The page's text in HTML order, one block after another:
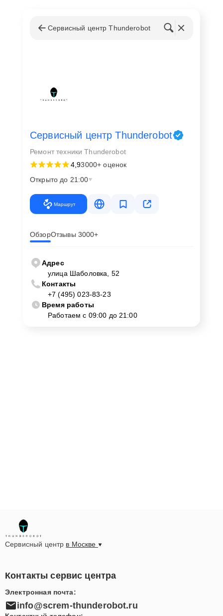
Сервисный центр Thunderobot
Сервисный центр Thunderobot
Ремонт техники Thunderobot
4,93000+ оценок
Открыто до 21:00
Маршрут
ОбзорОтзывы 3000+
Адрес
улица Шаболовка, 52
Контакты
+7 (495) 023-83-23
Время работы
Работаем с 09:00 до 21:00
Сервисный центр в Москве
Контакты сервис центра
Электронная почта:
info@screm-thunderobot.ru